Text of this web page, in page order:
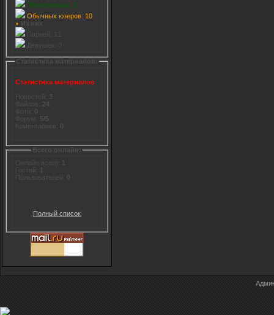
Проверенных: 0
Обычных юзеров: 10
» Из них
Парней: 11
Девушек: 0
Статистика материалов:
Статистика материалов
Новостей: 3
Файлов: 24
Фото: 0
Форум: 5/5
Коментариев: 0
Всего онлайн:
Онлайн всего: 1
Гостей: 1
Пользователей:
Полный список